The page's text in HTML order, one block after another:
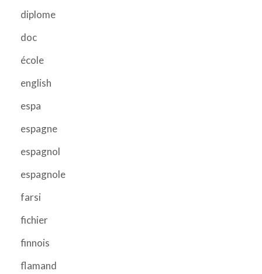
diplome
doc
école
english
espa
espagne
espagnol
espagnole
farsi
fichier
finnois
flamand